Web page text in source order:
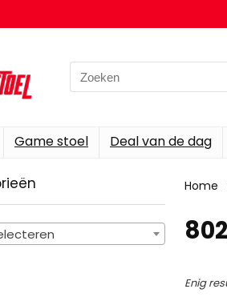
Search
for:
Game stoel Deal van de dag
Home
Enig